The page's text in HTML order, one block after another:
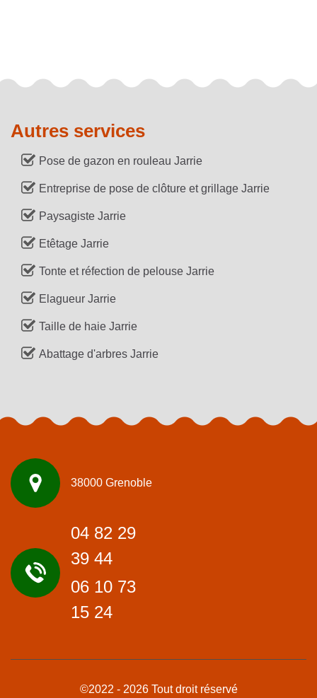
Autres services
Pose de gazon en rouleau Jarrie
Entreprise de pose de clôture et grillage Jarrie
Paysagiste Jarrie
Etêtage Jarrie
Tonte et réfection de pelouse Jarrie
Elagueur Jarrie
Taille de haie Jarrie
Abattage d'arbres Jarrie
38000 Grenoble
04 82 29
39 44
06 10 73
15 24
©2022 - 2026 Tout droit réservé